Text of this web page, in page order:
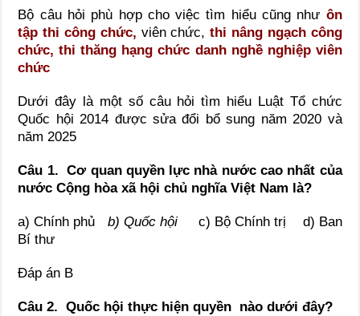
Bộ câu hỏi phù hợp cho việc tìm hiểu cũng như ôn
tập thi công chức, viên chức,thi nâng ngạch công
chức, thi thăng hạng chức danh nghề nghiệp viên
chức
Dưới đây là một số câu hỏi tìm hiểu Luật Tổ chức
Quốc hội 2014 được sửa đổi bổ sung năm 2020 và
năm 2025
Câu 1. Cơ quan quyền lực nhà nước cao nhất của
nước Cộng hòaxã hội chủ nghĩa Việt Nam là?
a) Chính phủ b) Quốc hội c) Bộ Chính trị d) Ban
Bí thư
Đáp án B
Câu 2.Quốc hội thực hiện quyền nào dưới đây?